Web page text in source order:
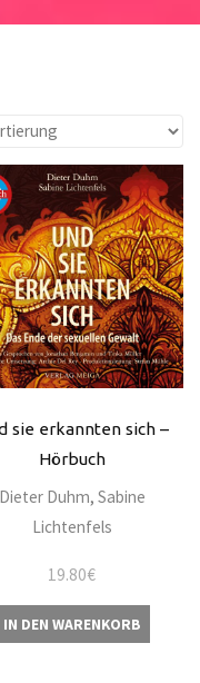
sie erkannten sich –
Hörbuch
Dieter Duhm, Sabine
Lichtenfels
19.80€
IN DEN WARENKORB